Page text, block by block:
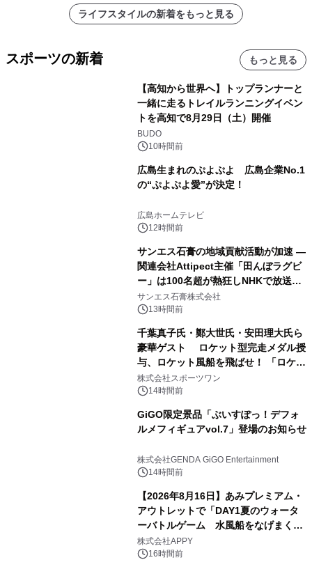
ライフスタイルの新着をもっと見る
スポーツの新着 もっと見る
【高知から世界へ】トップランナーと
一緒に走るトレイルランニングイベン
トを高知で8月29日（土）開催
BUDO
10時間前
広島生まれのぷよぷよ 広島企業No.1
の“ぷよぷよ愛”が決定！
広島ホームテレビ
12時間前
サンエス石膏の地域貢献活動が加速 ―
関連会社Attipect主催「田んぼラグビ
ー」は100名超が熱狂しNHKで放送さ
れました。
サンエス石膏株式会社
13時間前
千葉真子氏・鄭大世氏・安田理大氏ら
豪華ゲスト ロケット型完走メダル授
与、ロケット風船を飛ばせ！ 「ロケッ
トマラソン2026」開催
株式会社スポーツワン
14時間前
GiGO限定景品「ぶいすぽっ！デフォ
ルメフィギュアvol.7」登場のお知らせ
株式会社GENDA GiGO Entertainment
14時間前
【2026年8月16日】あみプレミアム・
アウトレットで「DAY1夏のウォータ
ーバトルゲーム 水風船をなげまくろ
う！」を開催
株式会社APPY
16時間前